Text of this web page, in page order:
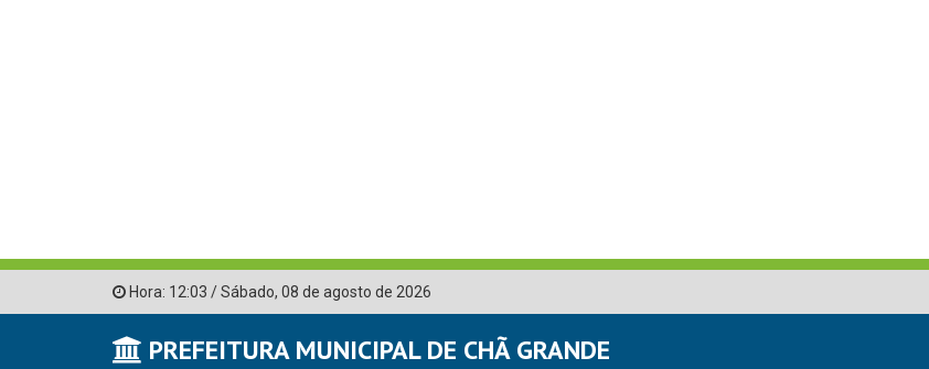
Hora: 12:03 /Sábado, 08 de agosto de 2026
PREFEITURA MUNICIPAL DE CHÃ GRANDE